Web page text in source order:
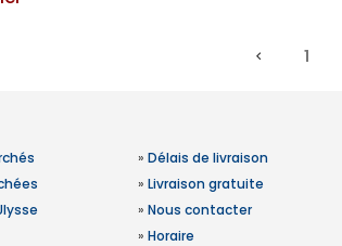
1
» Délais de livraison
» Livraison gratuite
» Nous contacter
» Horaire